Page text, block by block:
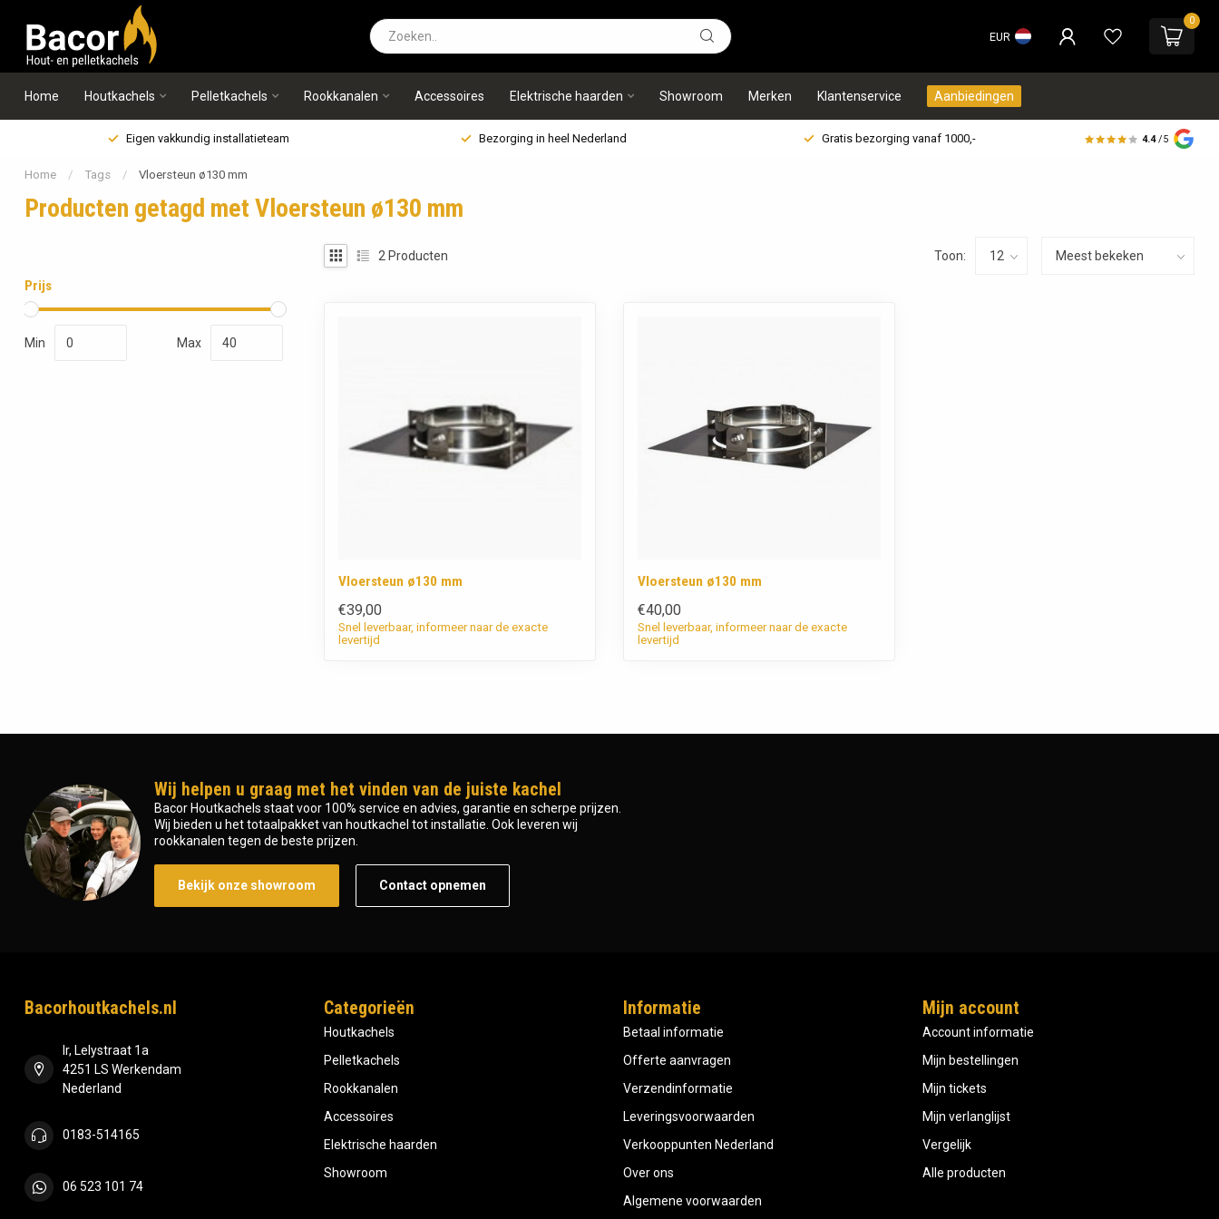
EUR
0
Home Houtkachels Pelletkachels Rookkanalen Accessoires Elektrische haarden Showroom Merken Klantenservice Aanbiedingen
Eigen vakkundig installatieteam Bezorging in heel Nederland Gratis bezorging vanaf 1000,- 4.4 /5
Home / Tags / Vloersteun ø130 mm
Producten getagd met Vloersteun ø130 mm
Prijs
Min Max
2 Producten Toon:
Vloersteun ø130 mm
€39,00
Snel leverbaar, informeer naar de exacte
levertijd
Vloersteun ø130 mm
€40,00
Snel leverbaar, informeer naar de exacte
levertijd
Wij helpen u graag met het vinden van de juiste kachel
Bacor Houtkachels staat voor 100% service en advies, garantie en scherpe prijzen.
Wij bieden u het totaalpakket van houtkachel tot installatie. Ook leveren wij
rookkanalen tegen de beste prijzen.
Bekijk onze showroom Contact opnemen
Bacorhoutkachels.nl
Ir, Lelystraat 1a
4251 LS Werkendam
Nederland
0183-514165
06 523 101 74
Categorieën
Houtkachels
Pelletkachels
Rookkanalen
Accessoires
Elektrische haarden
Showroom
Informatie
Betaal informatie
Offerte aanvragen
Verzendinformatie
Leveringsvoorwaarden
Verkooppunten Nederland
Over ons
Algemene voorwaarden
Mijn account
Account informatie
Mijn bestellingen
Mijn tickets
Mijn verlanglijst
Vergelijk
Alle producten